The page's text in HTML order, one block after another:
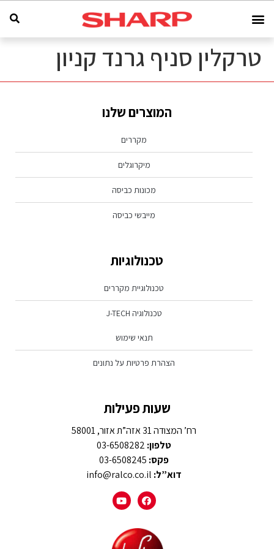
טרקלין סניף גרנד קניון
המוצרים שלנו
מקררים
מיקרוגלים
מכונות כביסה
מייבשי כביסה
טכנולוגיות
טכנולוגיית מקררים
טכנולוגיה J-TECH
תנאי שימוש
הצהרת פרטיות על נתונים
שעות פעילות
רח’ המצודה 31 אזה”ת אזור, 58001
טלפון:
פקס:
דוא”ל: